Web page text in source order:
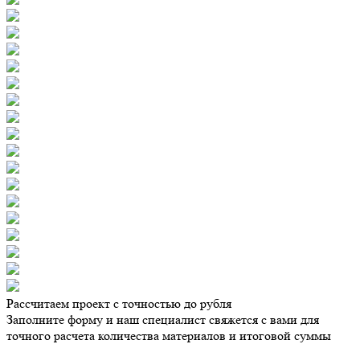
Рассчитаем проект с точностью до рубля
Заполните форму и наш специалист свяжется с вами для
точного расчета количества материалов и итоговой суммы